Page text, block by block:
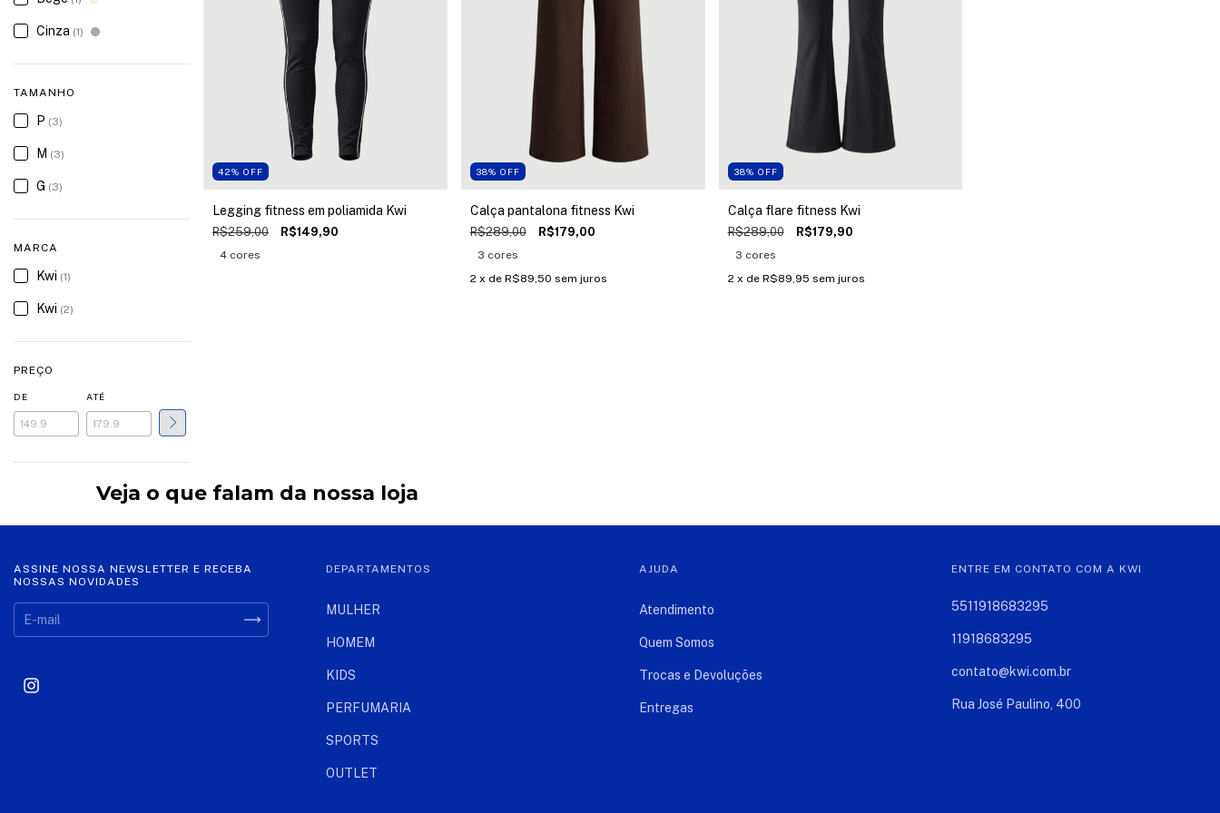
Cinza (1)
TAMANHO
P (3)
M (3)
G (3)
MARCA
Kwi (1)
Kwi (2)
PREÇO
DE ATÉ
42% OFF
Legging fitness em poliamida Kwi
R$259,00 R$149,90
4 cores
38% OFF
Calça pantalona fitness Kwi
R$289,00 R$179,00
3 cores
2 x de R$89,50 sem juros
38% OFF
Calça flare fitness Kwi
R$289,00 R$179,90
3 cores
2 x de R$89,95 sem juros
Veja o que falam da nossa loja
ASSINE NOSSA NEWSLETTER E RECEBA
NOSSAS NOVIDADES
DEPARTAMENTOS
MULHER
HOMEM
KIDS
PERFUMARIA
SPORTS
OUTLET
AJUDA
Atendimento
Quem Somos
Trocas e Devoluções
Entregas
ENTRE EM CONTATO COM A KWI
5511918683295
11918683295
contato@kwi.com.br
Rua José Paulino, 400